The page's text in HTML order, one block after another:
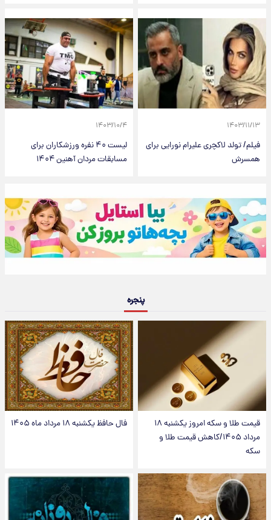
۱۴۰۳/۱۱/۱۳
فیلم/ تولد لاکچری علیرام نورایی برای
همسرش
۱۴۰۳/۱۰/۴
لیست ۴۰ نفره ورزشکاران برای
مسابقات مردان آهنین ۱۴۰۴
پنجره
قیمت طلا و سکه امروز یکشنبه ۱۸
مرداد ۱۴۰۵/کاهش قیمت طلا و
سکه
فال حافظ یکشنبه ۱۸ مرداد ماه ۱۴۰۵